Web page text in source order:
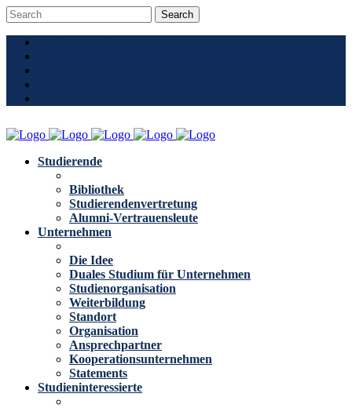
Studierende
Bibliothek
Studierendenvertretung
Alumni-Vertrauensleute
Unternehmen
Die Idee
Duales Studium für Unternehmen
Studienorganisation
Weiterbildung
Standort
Organisation
Ansprechpartner
Kooperationsunternehmen
Statements
Studieninteressierte